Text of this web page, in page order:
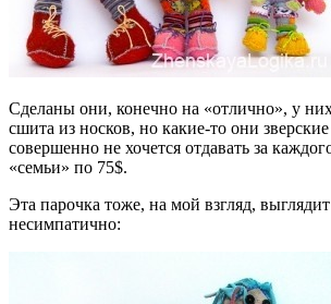
Сделаны они, конечно на «отлично», у
сшита из носков, но какие-то они
совершенно не хочется отдавать за
«семьи» по 75$.
Эта парочка тоже, на мой взгляд,
несимпатично: